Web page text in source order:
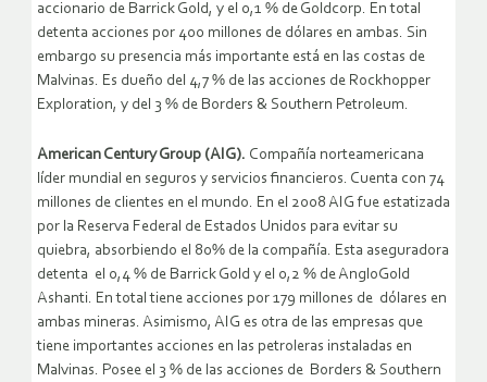
accionario de Barrick Gold, y el 0,1 % de Goldcorp. En total
detenta acciones por 400 millones de dólares en ambas. Sin
embargo su presencia más importante está en las costas de
Malvinas. Es dueño del 4,7 % de las acciones de Rockhopper
Exploration, y del 3 % de Borders & Southern Petroleum.
American Century Group (AIG). Compañía norteamericana
líder mundial en seguros y servicios financieros. Cuenta con 74
millones de clientes en el mundo. En el 2008 AIG fue estatizada
por la Reserva Federal de Estados Unidos para evitar su
quiebra, absorbiendo el 80% de la compañía. Esta aseguradora
detenta el 0,4 % de Barrick Gold y el 0,2 % de AngloGold
Ashanti. En total tiene acciones por 179 millones de dólares en
ambas mineras. Asimismo, AIG es otra de las empresas que
tiene importantes acciones en las petroleras instaladas en
Malvinas. Posee el 3 % de las acciones de Borders & Southern